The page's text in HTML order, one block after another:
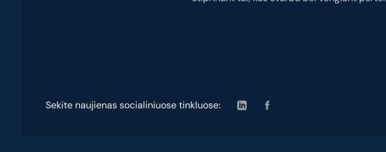
Sekite naujienas socialiniuose tinkluose: